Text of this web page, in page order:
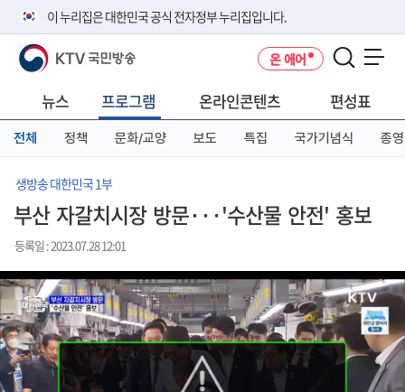
이 누리집은 대한민국 공식 전자정부 누리집입니다.
공식 누리집 주소 확인하기
니다.
이밖에 or.kr 또는 .kr등 다른 도메인 주소를 사용하고 있다면 아래 URL에
서 도메인 주소를 확인해 보세요
KTV 국민방송 온 에어
뉴스 프로그램 온라인콘텐츠 편성표
전체 정책 문화/교양 보도 특집 국가기념식 종영
생방송 대한민국 1부
부산 자갈치시장 방문···'수산물 안전' 홍보
등록일 : 2023.07.28 12:01